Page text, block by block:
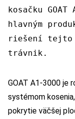
kosačku
hlavným
riešení tejto
trávnik.
GOAT A1-3000 je
systémom
pokrytie väčšej